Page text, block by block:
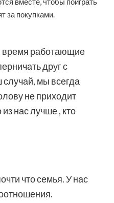
за покупками.
время работающие
друг с
мы всегда
не приходит
из нас лучше , кто
что семья. У нас